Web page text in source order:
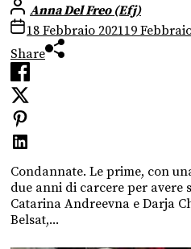
Anna Del Freo (Efj)
18 Febbraio 202119
Share
Condannate. Le prime, con
due anni di carcere per avere
Catarina Andreevna e Darja
Belsat,...